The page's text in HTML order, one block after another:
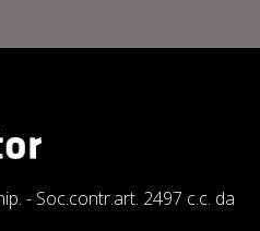
- Soc.contr.art. 2497 c.c. da